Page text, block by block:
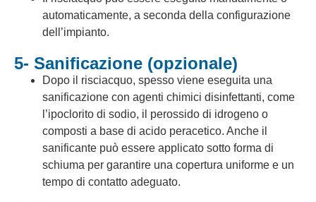
automaticamente, a seconda della configurazione
dell’impianto.
5- Sanificazione (opzionale)
Dopo il risciacquo, spesso viene eseguita una
sanificazione con agenti chimici disinfettanti, come
l’ipoclorito di sodio, il perossido di idrogeno o
composti a base di acido peracetico. Anche il
sanificante può essere applicato sotto forma di
schiuma per garantire una copertura uniforme e un
tempo di contatto adeguato.